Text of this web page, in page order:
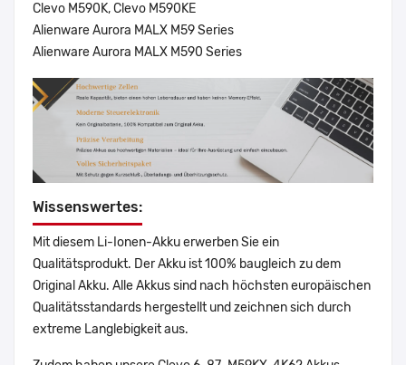
Clevo M590K, Clevo M590KE
Alienware Aurora MALX M59 Series
Alienware Aurora MALX M590 Series
Wissenswertes:
Mit diesem Li-Ionen-Akku erwerben Sie ein
Qualitätsprodukt. Der Akku ist 100% baugleich zu dem
Original Akku. Alle Akkus sind nach höchsten europäischen
Qualitätsstandards hergestellt und zeichnen sich durch
extreme Langlebigkeit aus.